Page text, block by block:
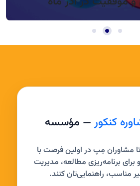
کنکور— مؤسسه
مشاوران مِپ در اولین فرصت با
برنامه‌ریزی مطالعه، مدیریت
مناسب، راهنمایی‌تان کنند.